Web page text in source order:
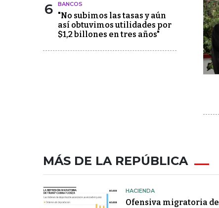
6 BANCOS
"No subimos las tasas y aún
así obtuvimos utilidades por
$1,2 billones en tres años"
MÁS DE LA REPÚBLICA
HACIENDA
Ofensiva migratoria de